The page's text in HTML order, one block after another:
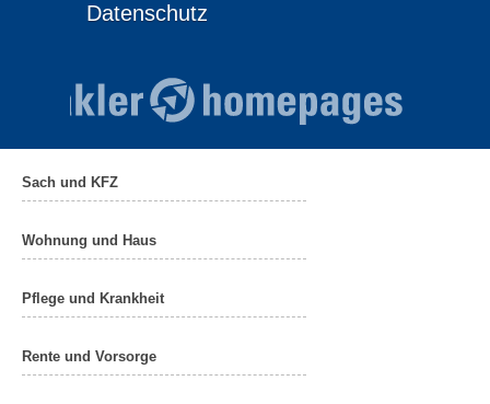
Datenschutz
Sach und KFZ
Wohnung und Haus
Pflege und Krankheit
Rente und Vorsorge